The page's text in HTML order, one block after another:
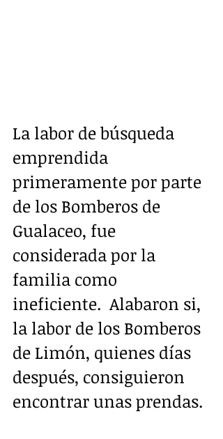
La labor de búsqueda
emprendida
primeramente por parte
de los Bomberos de
Gualaceo, fue
considerada por la
familia como
ineficiente.  Alabaron si,
la labor de los Bomberos
de Limón, quienes días
después, consiguieron
encontrar unas prendas.